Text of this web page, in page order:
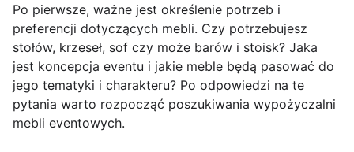
Po pierwsze, ważne jest określenie potrzeb i
preferencji dotyczących mebli. Czy potrzebujesz
stołów, krzeseł, sof czy może barów i stoisk? Jaka
jest koncepcja eventu i jakie meble będą pasować do
jego tematyki i charakteru? Po odpowiedzi na te
pytania warto rozpocząć poszukiwania wypożyczalni
mebli eventowych.